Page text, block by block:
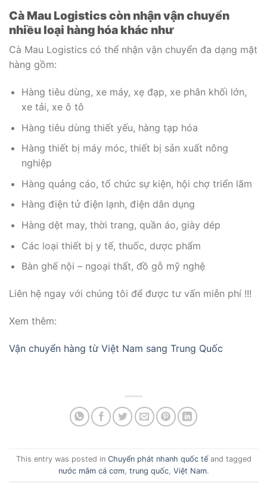
Cà Mau Logistics còn nhận vận chuyển
nhiều loại hàng hóa khác như
Cà Mau Logistics có thể nhận vận chuyển đa dạng mặt
hàng gồm:
Hàng tiêu dùng, xe máy, xẹ đạp, xe phân khối lớn,
xe tải, xe ô tô
Hàng tiêu dùng thiết yếu, hàng tạp hóa
Hàng thiết bị máy móc, thiết bị sản xuất nông
nghiệp
Hàng quảng cáo, tổ chức sự kiện, hội chợ triển lãm
Hàng điện tử điện lạnh, điện dân dụng
Hàng dệt may, thời trang, quần áo, giày dép
Các loại thiết bị y tế, thuốc, dược phẩm
Bàn ghế nội – ngoại thất, đồ gỗ mỹ nghệ
Liên hệ ngay với chúng tôi để được tư vấn miễn phí !!!
Xem thêm:
Vận chuyển hàng từ Việt Nam sang Trung Quốc
This entry was posted in Chuyển phát nhanh quốc tếand tagged
nước mắm cá cơm, trung quốc, Việt Nam.